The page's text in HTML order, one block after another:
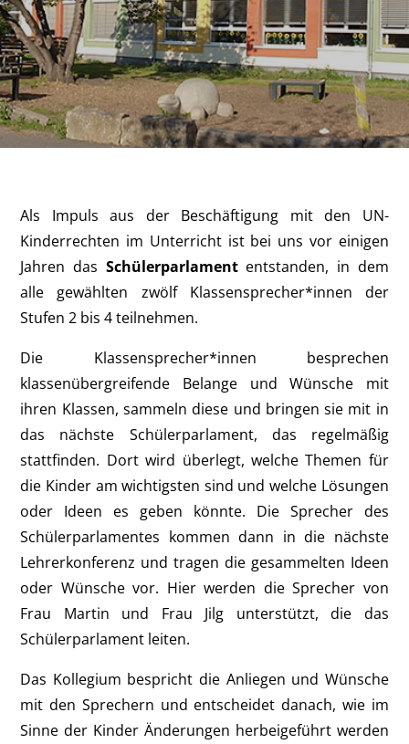
Als Impuls aus der Beschäftigung mit den UN-
Kinderrechten im Unterricht ist bei uns vor einigen
Jahren das Schülerparlamententstanden, in dem
alle gewählten zwölf Klassensprecher*innen der
Stufen 2 bis 4 teilnehmen.
Die Klassensprecher*innen besprechen
klassenübergreifende Belange und Wünsche mit
ihren Klassen, sammeln diese und bringen sie mit in
das nächste Schülerparlament, das regelmäßig
stattfinden. Dort wird überlegt, welche Themen für
die Kinder am wichtigsten sind und welche Lösungen
oder Ideen es geben könnte. Die Sprecher des
Schülerparlamentes kommen dann in die nächste
Lehrerkonferenz und tragen die gesammelten Ideen
oder Wünsche vor. Hier werden die Sprecher von
Frau Martin und Frau Jilg unterstützt, die das
Schülerparlament leiten.
Das Kollegium bespricht die Anliegen und Wünsche
mit den Sprechern und entscheidet danach, wie im
Sinne der Kinder Änderungen herbeigeführt werden